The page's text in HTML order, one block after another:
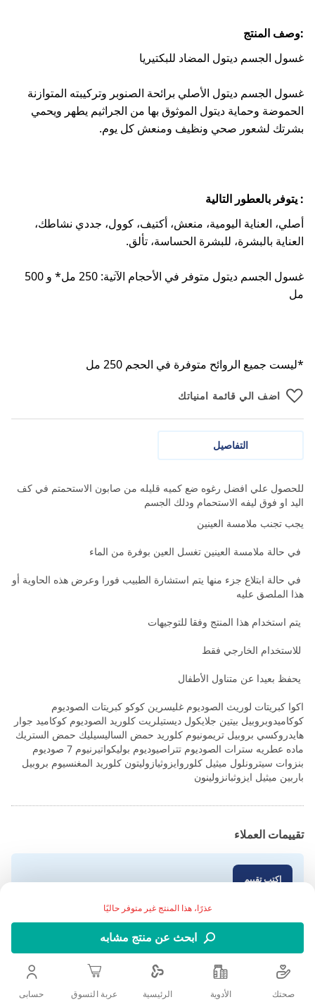
:وصف المنتج
غسول الجسم ديتول المضاد للبكتيريا
غسول الجسم ديتول الأصلي برائحة الصنوبر وتركيبته المتوازنة
‏الحموضة وحماية ديتول الموثوق بها من الجراثيم يطهر ويحمي
بشرتك لشعور صحي ونظيف ومنعش كل يوم.
:‏ يتوفر بالعطور التالية
أصلي، العناية اليومية، منعش، ‏أكتيف، كوول، جددي نشاطك،
العناية بالبشرة، للبشرة ‏الحساسة، تألق.‏
غسول الجسم ديتول متوفر في الأحجام الآتية: ‏‏250 مل* و 500
مل
‏*ليست جميع الروائح متوفرة في الحجم 250 مل
عذرًا، هذا المنتج غير متوفر حاليًا
ابحث عن منتج مشابه
اضف الي قائمة امنياتك
التفاصيل
للحصول علي افضل رغوه ضع كميه قليله من صابون الاستحمتم في كف
اليد او فوق ليفه الاستحمام ودلك الجسم
يجب تجنب ملامسة العينين‎ ‎
في حالة ملامسة العينين تغسل العين بوفرة من الماء
في حالة ابتلاع جزء منها يتم استشارة الطبيب فورا ‏وعرض هذه الحاوية أو
هذا الملصق عليه
يتم استخدام هذا المنتج وفقا للتوجيهات
للاستخدام الخارجي فقط
يحفظ بعيدا عن متناول الأطفال
اكوا كبريتات لوريث الصوديوم غليسرين كوكو كبريتات الصوديوم
كوكاميدوبروبيل بيتين جلايكول ديستيلريت كلوريد الصوديوم كوكاميد جوار
هايدروكسي بروبيل تريمونيوم كلوريد حمض الساليسيليك حمض الستريك
ماده عطريه سترات الصوديوم تتراصيوديوم بوليكواتيرنيوم 7 صوديوم
بنزوات سيترونلول ميثيل كلوروايزوثيازوليتون كلوريد المغنسيوم بروبيل
باربين ميثيل ايزوثبانزولينون
تقييمات العملاء
اكتب تقييم
صحتك الأدوية الرئيسية عربة التسوق حسابى